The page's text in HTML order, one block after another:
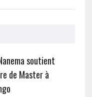
soutient
de Master à